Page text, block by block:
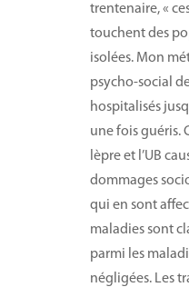
trentenaire, «
touchent des
isolées. Mon
psycho-social
hospitalisés
une fois guéris.
lèpre et l’UB
dommages
qui en sont
maladies sont
parmi les
négligées. Les